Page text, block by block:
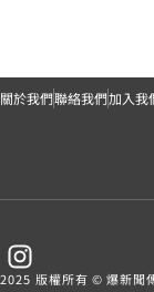
關於我們聯絡我們加入我
2025 版權所有 © 爆新